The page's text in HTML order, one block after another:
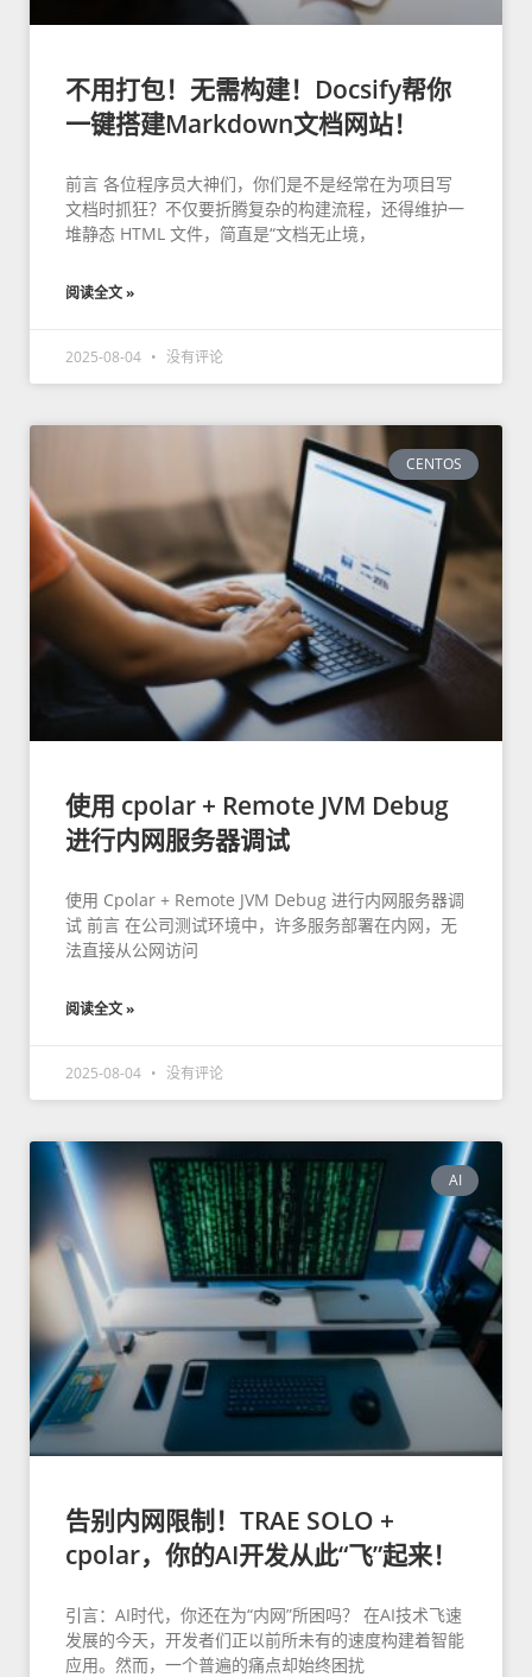
不用打包！无需构建！Docsify帮你
一键搭建Markdown文档网站！
前言 各位程序员大神们，你们是不是经常在为项目写
文档时抓狂？不仅要折腾复杂的构建流程，还得维护一
堆静态 HTML 文件，简直是“文档无止境，
阅读全文 »
2025-08-04 没有评论
CENTOS
使用 cpolar + Remote JVM Debug
进行内网服务器调试
使用 Cpolar + Remote JVM Debug 进行内网服务器调
试 前言 在公司测试环境中，许多服务部署在内网，无
法直接从公网访问
阅读全文 »
2025-08-04 没有评论
AI
告别内网限制！TRAE SOLO +
cpolar，你的AI开发从此“飞”起来！
引言：AI时代，你还在为“内网”所困吗？ 在AI技术飞速
发展的今天，开发者们正以前所未有的速度构建着智能
应用。然而，一个普遍的痛点却始终困扰